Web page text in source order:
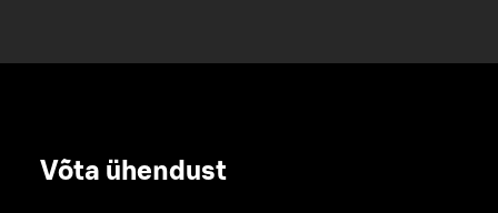
Võta ühendust